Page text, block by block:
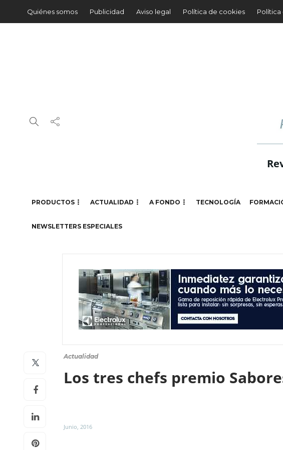
Quiénes somos Publicidad Aviso legal Política de cookies Política
PRODUCTOS ACTUALIDAD A FONDO TECNOLOGÍA
NEWSLETTERS ESPECIALES
Actualidad
Los tres chefs premio
Junio, 2016